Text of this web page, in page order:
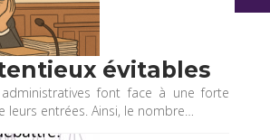
évitables
font face à une forte
leurs entrées. Ainsi, le nombre…